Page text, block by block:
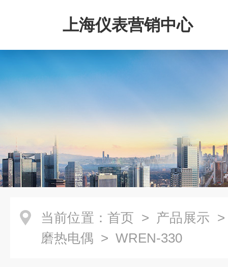
上海仪表营销中心
当前位置： 首页 > 产品展示
磨热电偶 > WREN-330